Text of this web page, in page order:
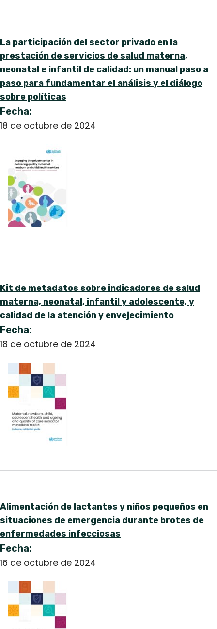
La participación del sector privado en la
prestación de servicios de salud materna,
neonatal e infantil de calidad: un manual paso a
paso para fundamentar el análisis y el diálogo
sobre políticas
Fecha:
18 de octubre de 2024
Kit de metadatos sobre indicadores de salud
materna, neonatal, infantil y adolescente, y
calidad de la atención y envejecimiento
Fecha:
18 de octubre de 2024
Alimentación de lactantes y niños pequeños en
situaciones de emergencia durante brotes de
enfermedades infecciosas
Fecha:
16 de octubre de 2024